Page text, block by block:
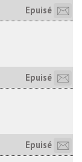
Epuisé
Epuisé
Epuisé